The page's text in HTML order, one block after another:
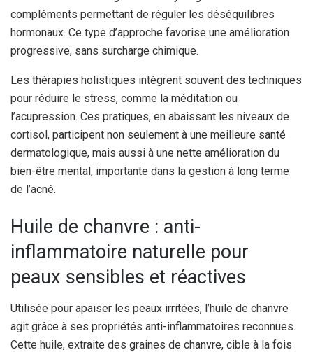
compléments permettant de réguler les déséquilibres
hormonaux. Ce type d’approche favorise une amélioration
progressive, sans surcharge chimique.
Les thérapies holistiques intègrent souvent des techniques
pour réduire le stress, comme la méditation ou
l’acupression. Ces pratiques, en abaissant les niveaux de
cortisol, participent non seulement à une meilleure santé
dermatologique, mais aussi à une nette amélioration du
bien-être mental, importante dans la gestion à long terme
de l’acné.
Huile de chanvre : anti-
inflammatoire naturelle pour
peaux sensibles et réactives
Utilisée pour apaiser les peaux irritées, l’huile de chanvre
agit grâce à ses propriétés anti-inflammatoires reconnues.
Cette huile, extraite des graines de chanvre, cible à la fois